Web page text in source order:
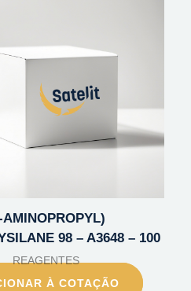
AMINOPROPYL)
98 – A3648 – 100
REAGENTES
À COTAÇÃO